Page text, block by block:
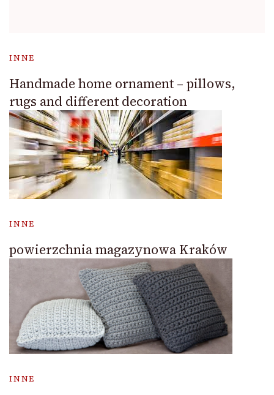
INNE
Handmade home ornament – pillows,
rugs and different decoration
INNE
powierzchnia magazynowa Kraków
INNE